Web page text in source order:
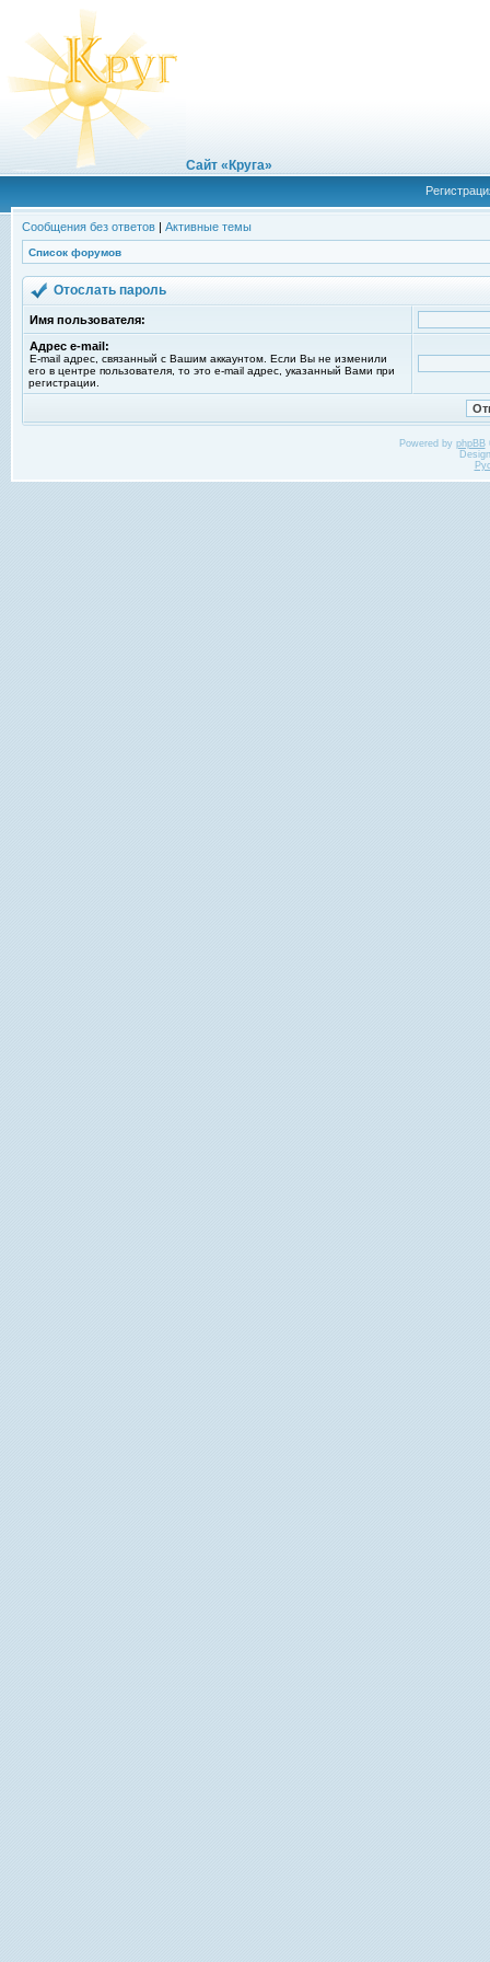
Сайт «Круга»
Сообщения без ответов | Активные темы
Список форумов
Отослать пароль
Имя пользователя:
Адрес e-mail:
E-mail адрес, связанный с Вашим аккаунтом. Если Вы не изменили
его в центре пользователя, то это e-mail адрес, указанный Вами при
регистрации.
Powered by phpBB